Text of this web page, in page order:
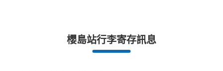
Zepp Osaka Bayside 会場外コインロッ
櫻島站行李寄存訊息